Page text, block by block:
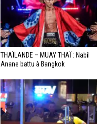
THAÏLANDE – MUAY THAÏ : Nabil
Anane battu à Bangkok